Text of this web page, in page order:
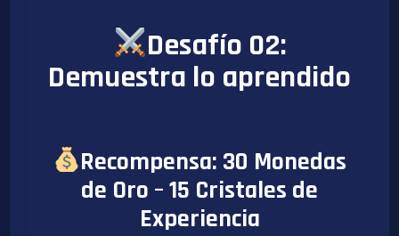
Desafío 02:
Demuestra lo aprendido
Recompensa: 30 Monedas
de Oro – 15 Cristales de
Experiencia